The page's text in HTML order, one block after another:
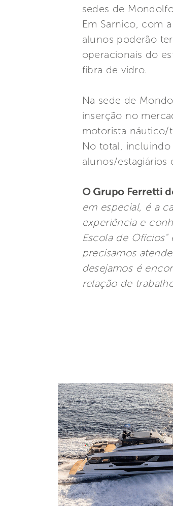
sedes de
Em Sarnico, com
alunos poderão
operacionais do
fibra de vidro.
Na sede de
inserção no
motorista náutico/
No total, incluindo
alunos/estagiários
O Grupo Ferretti
em especial, é a
experiência e
Escola de
precisamos
desejamos é
relação de